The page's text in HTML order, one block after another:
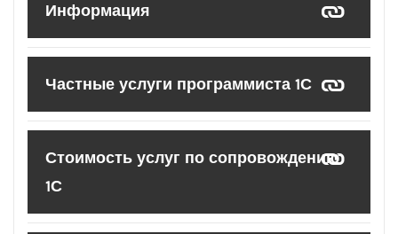
Информация
Частные услуги программиста 1С
Стоимость услуг по сопровождению
1С